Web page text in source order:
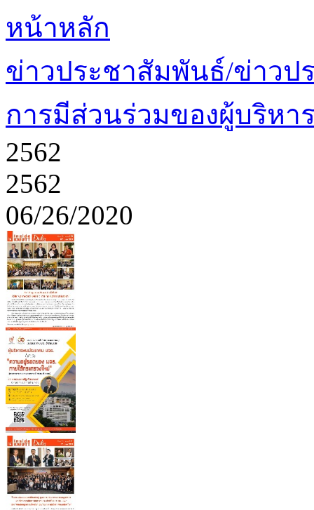
หน้าหลัก
ข่าวประชาสัมพันธ์/ข่าวป
การมีส่วนร่วมของผู้บริหา
2562
2562
06/26/2020